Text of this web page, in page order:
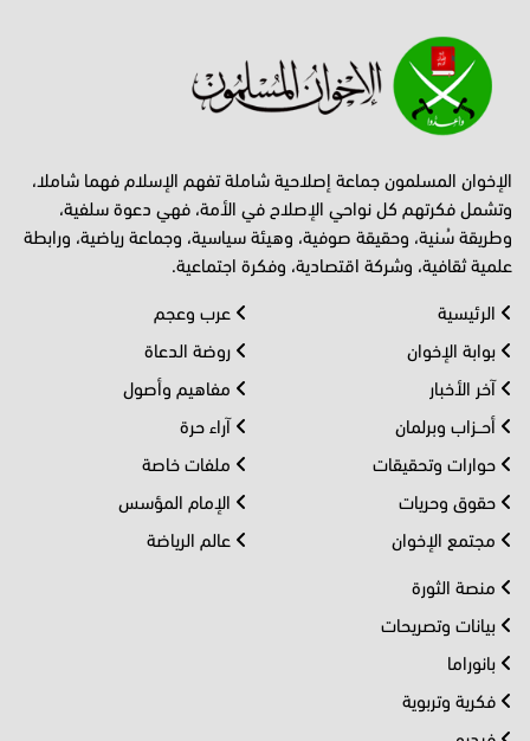
الإخوان المسلمون جماعة إصلاحية شاملة تفهم الإسلام فهما شاملا،
وتشمل فكرتهم كل نواحي الإصلاح في الأمة، فهي دعوة سلفية،
وطريقة سُنية، وحقيقة صوفية، وهيئة سياسية، وجماعة رياضية، ورابطة
علمية ثقافية، وشركة اقتصادية، وفكرة اجتماعية.
الرئيسية
بوابة الإخوان
آخر الأخبار
أحــزاب وبرلمان
حوارات وتحقيقات
حقوق وحريات
مجتمع الإخوان
عرب وعجم
روضة الدعاة
مفاهيم وأصول
آراء حرة
ملفات خاصة
الإمام المؤسس
عالم الرياضة
منصة الثورة
بيانات وتصريحات
بانوراما
فكرية وتربوية